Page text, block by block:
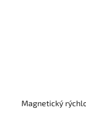
Magnetický